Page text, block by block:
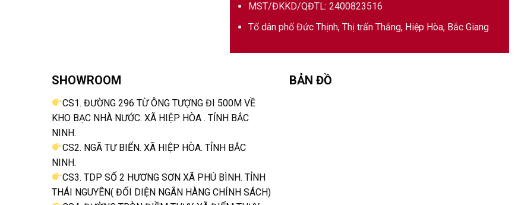
MST/ĐKKD/QĐTL: 2400823516
Tổ dân phố Đức Thịnh, Thị trấn Thắng, Hiệp Hòa, Bắc Giang
SHOWROOM
CS1. ĐƯỜNG 296 TỪ ÔNG TƯỢNG ĐI 500M VỀ
KHO BẠC NHÀ NƯỚC. XÃ HIỆP HÒA . TỈNH BẮC
NINH.
CS2. NGÃ TƯ BIỂN. XÃ HIỆP HÒA. TỈNH BẮC
NINH.
CS3. TDP SỐ 2 HƯƠNG SƠN XÃ PHÚ BÌNH. TỈNH
THÁI NGUYÊN( ĐỐI DIỆN NGÂN HÀNG CHÍNH SÁCH)
BẢN ĐỒ